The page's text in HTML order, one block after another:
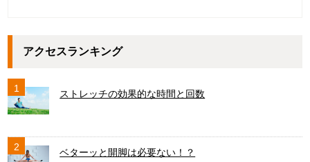
アクセスランキング
1 ストレッチの効果的な時間と回数
2 ベターッと開脚は必要ない！？